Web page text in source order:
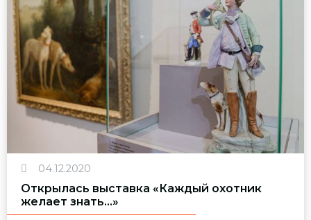
04.12.2020
Открылась выставка «Каждый охотник
желает знать…»